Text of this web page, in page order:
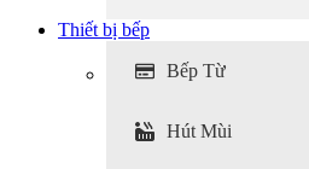
Thiết bị bếp
Bếp Từ
Hút Mùi